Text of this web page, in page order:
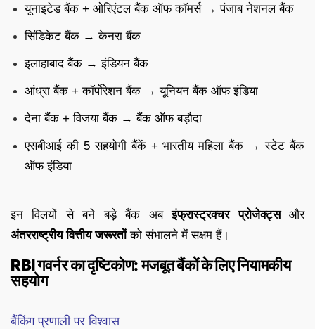
यूनाइटेड बैंक + ओरिएंटल बैंक ऑफ कॉमर्स → पंजाब नेशनल बैंक
सिंडिकेट बैंक → केनरा बैंक
इलाहाबाद बैंक → इंडियन बैंक
आंध्रा बैंक + कॉर्पोरेशन बैंक → यूनियन बैंक ऑफ इंडिया
देना बैंक + विजया बैंक → बैंक ऑफ बड़ौदा
एसबीआई की 5 सहयोगी बैंकें + भारतीय महिला बैंक → स्टेट बैंक
ऑफ इंडिया
इन विलयों से बने बड़े बैंक अबइंफ्रास्ट्रक्चर प्रोजेक्ट्सऔर
अंतरराष्ट्रीय वित्तीय जरूरतोंको संभालने में सक्षम हैं।
RBI गवर्नर का दृष्टिकोण: मजबूत बैंकों के लिए नियामकीय
सहयोग
बैंकिंग प्रणाली पर विश्वास